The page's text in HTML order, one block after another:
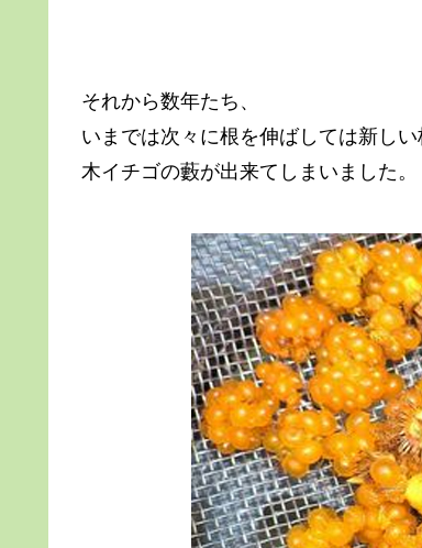
それから数年たち、
いまでは次々に根を伸ばしては新しい
木イチゴの藪が出来てしまいました。